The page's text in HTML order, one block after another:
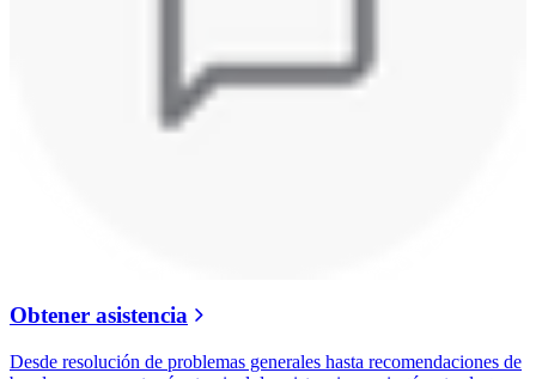
Obtener asistencia
Desde resolución de problemas generales hasta recomendaciones de